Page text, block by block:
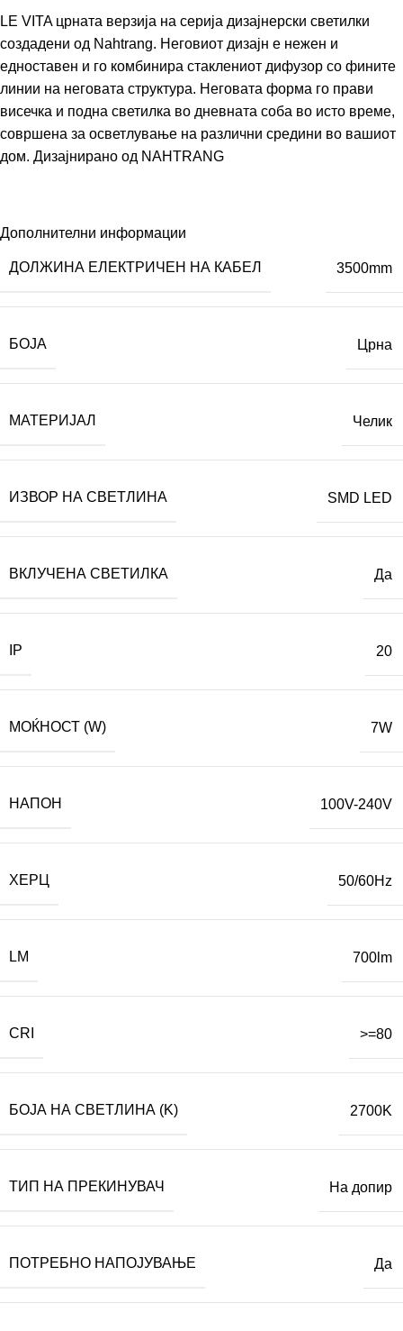
LE VITA црната верзија на серија дизајнерски светилки
создадени од Nahtrang. Неговиот дизајн е нежен и
едноставен и го комбинира стаклениот дифузор со фините
линии на неговата структура. Неговата форма го прави
висечка и подна светилка во дневната соба во исто време,
совршена за осветлување на различни средини во вашиот
дом. Дизајнирано од NAHTRANG
Дополнителни информации
ДОЛЖИНА ЕЛЕКТРИЧЕН НА КАБЕЛ 3500mm
БОЈА Црна
МАТЕРИЈАЛ Челик
ИЗВОР НА СВЕТЛИНА SMD LED
ВКЛУЧЕНА СВЕТИЛКА Да
IP 20
МОЌНОСТ (W) 7W
НАПОН 100V-240V
ХЕРЦ 50/60Hz
LM 700lm
CRI >=80
БОЈА НА СВЕТЛИНА (K) 2700K
ТИП НА ПРЕКИНУВАЧ На допир
ПОТРЕБНО НАПОЈУВАЊЕ Да